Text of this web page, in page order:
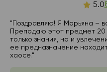
5.0
"Поздравляю! Я Марьяна –
Преподаю этот предмет 20
только знания, но и
ее предназначение
хаосе."
пт
15:00 19:00